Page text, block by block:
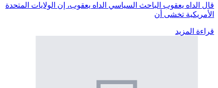
قال الداه يعقوب الباحث السياسي الداه يعقوب، إن الولايات المتحدة
الأمريكية تخشى أن
قراءة المزيد